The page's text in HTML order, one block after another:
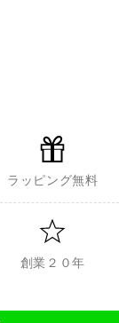
ラッピング無料
創業２０年